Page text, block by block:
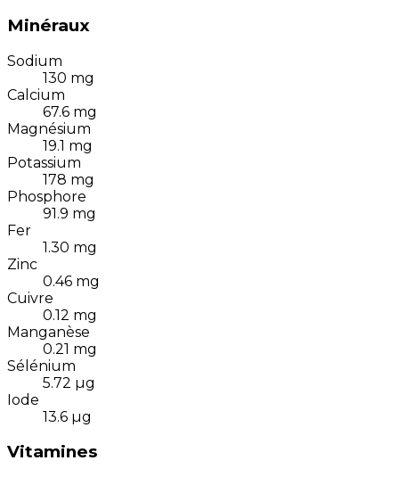
Minéraux
Sodium
130 mg
Calcium
67.6 mg
Magnésium
19.1 mg
Potassium
178 mg
Phosphore
91.9 mg
Fer
1.30 mg
Zinc
0.46 mg
Cuivre
0.12 mg
Manganèse
0.21 mg
Sélénium
5.72 µg
Iode
13.6 µg
Vitamines